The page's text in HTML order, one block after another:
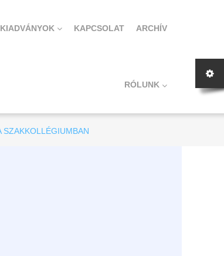
KIADVÁNYOK KAPCSOLAT ARCHÍV
RÓLUNK
SZAKKOLLÉGIUMBAN